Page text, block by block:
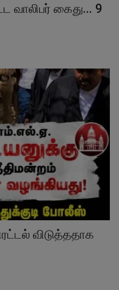
வாலிபர் கைது... 9
விடுத்ததாக